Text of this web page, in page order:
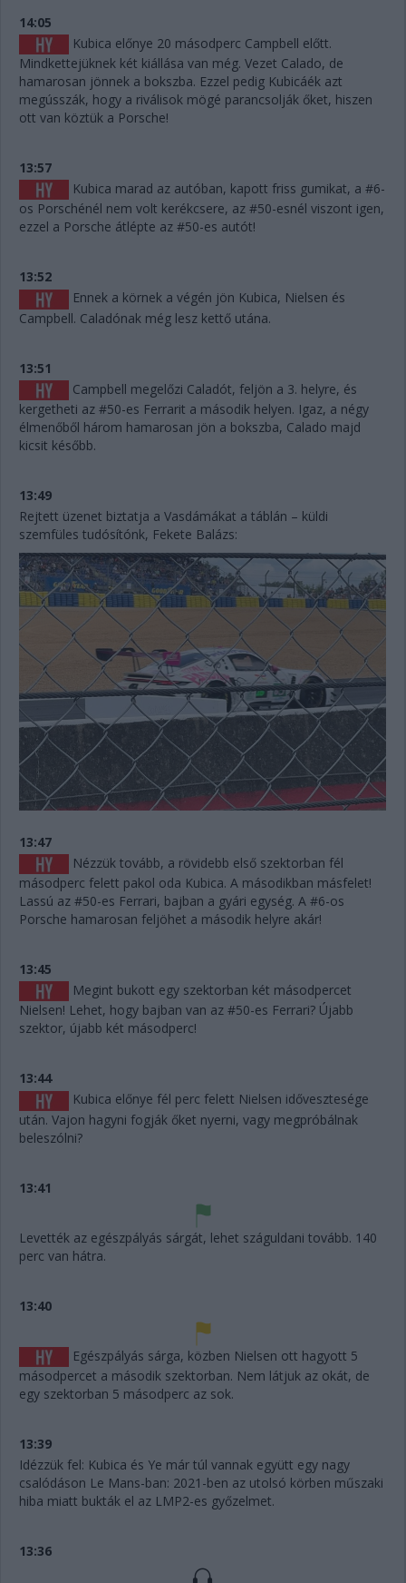
14:05
Kubica előnye 20 másodperc Campbell előtt.
Mindkettejüknek két kiállása van még. Vezet Calado, de
hamarosan jönnek a bokszba. Ezzel pedig Kubicáék azt
megússzák, hogy a riválisok mögé parancsolják őket, hiszen
ott van köztük a Porsche!
13:57
Kubica marad az autóban, kapott friss gumikat, a #6-
os Porschénél nem volt kerékcsere, az #50-esnél viszont igen,
ezzel a Porsche átlépte az #50-es autót!
13:52
Ennek a körnek a végén jön Kubica, Nielsen és
Campbell. Caladónak még lesz kettő utána.
13:51
Campbell megelőzi Caladót, feljön a 3. helyre, és
kergetheti az #50-es Ferrarit a második helyen. Igaz, a négy
élmenőből három hamarosan jön a bokszba, Calado majd
kicsit később.
13:49
Rejtett üzenet biztatja a Vasdámákat a táblán – küldi
szemfüles tudósítónk, Fekete Balázs:
13:47
Nézzük tovább, a rövidebb első szektorban fél
másodperc felett pakol oda Kubica. A másodikban másfelet!
Lassú az #50-es Ferrari, bajban a gyári egység. A #6-os
Porsche hamarosan feljöhet a második helyre akár!
13:45
Megint bukott egy szektorban két másodpercet
Nielsen! Lehet, hogy bajban van az #50-es Ferrari? Újabb
szektor, újabb két másodperc!
13:44
Kubica előnye fél perc felett Nielsen idővesztesége
után. Vajon hagyni fogják őket nyerni, vagy megpróbálnak
beleszólni?
13:41
Levették az egészpályás sárgát, lehet száguldani tovább. 140
perc van hátra.
13:40
Egészpályás sárga, közben Nielsen ott hagyott 5
másodpercet a második szektorban. Nem látjuk az okát, de
egy szektorban 5 másodperc az sok.
13:39
Idézzük fel: Kubica és Ye már túl vannak együtt egy nagy
csalódáson Le Mans-ban: 2021-ben az utolsó körben műszaki
hiba miatt bukták el az LMP2-es győzelmet.
13:36